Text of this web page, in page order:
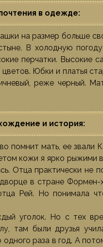
в одежде:
на размер больше
В холодную
перчатки. Высокие
Юбки и платья
реже черный.
и история:
помнит мать, ее звали
кожи я ярко рыжими
Отца практически не
в стране
Рей. Но понимала
уголок. Но с тех
там были друзья
раза в год. А